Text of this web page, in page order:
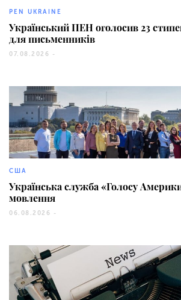
PEN UKRAINE
Український ПЕН оголосив 23
для письменників
07.08.2026 -
CША
Українська служба «Голосу
мовлення
06.08.2026 -